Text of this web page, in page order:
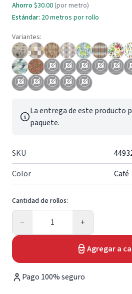
Ahorro $30.00 (por metro)
Estándar: 20 metros por rollo
Variantes:
La entrega de este producto
paquete.
SKU
Color
Café
Cantidad de rollos:
−
Cantidad
+
Agregar a
Pago 100% seguro